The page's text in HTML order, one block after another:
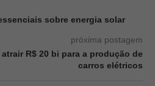
sobre energia solar
próxima postagem
R$ 20 bi para a produção de
carros elétricos